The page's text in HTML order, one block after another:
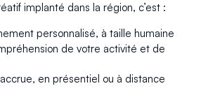
implanté dans la région, c’est :
personnalisé, à taille humaine
de votre activité et de
en présentiel ou à distance